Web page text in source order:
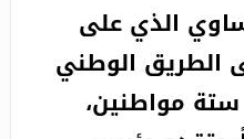
الذي على
الطريق الوطني
ستة مواطنين،